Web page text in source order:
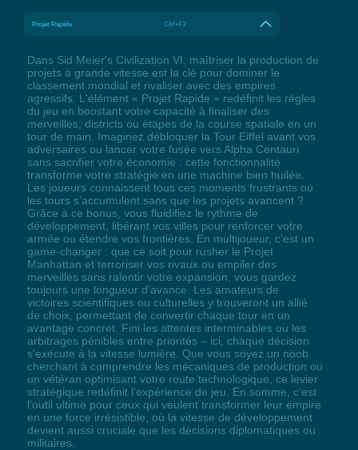
Projet Rapide Ctrl+F2
Dans Sid Meier's Civilization VI, maîtriser la production de
projets à grande vitesse est la clé pour dominer le
classement mondial et rivaliser avec des empires
agressifs. L'élément « Projet Rapide » redéfinit les règles
du jeu en boostant votre capacité à finaliser des
merveilles, districts ou étapes de la course spatiale en un
tour de main. Imaginez débloquer la Tour Eiffel avant vos
adversaires ou lancer votre fusée vers Alpha Centauri
sans sacrifier votre économie : cette fonctionnalité
transforme votre stratégie en une machine bien huilée.
Les joueurs connaissent tous ces moments frustrants où
les tours s’accumulent sans que les projets avancent ?
Grâce à ce bonus, vous fluidifiez le rythme de
développement, libérant vos villes pour renforcer votre
armée ou étendre vos frontières. En multijoueur, c’est un
game-changer : que ce soit pour rusher le Projet
Manhattan et terroriser vos rivaux ou empiler des
merveilles sans ralentir votre expansion, vous gardez
toujours une longueur d’avance. Les amateurs de
victoires scientifiques ou culturelles y trouveront un allié
de choix, permettant de convertir chaque tour en un
avantage concret. Fini les attentes interminables ou les
arbitrages pénibles entre priorités – ici, chaque décision
s’exécute à la vitesse lumière. Que vous soyez un noob
cherchant à comprendre les mécaniques de production ou
un vétéran optimisant votre route technologique, ce levier
stratégique redéfinit l’expérience de jeu. En somme, c’est
l’outil ultime pour ceux qui veulent transformer leur empire
en une force irrésistible, où la vitesse de développement
devient aussi cruciale que les décisions diplomatiques ou
militaires.